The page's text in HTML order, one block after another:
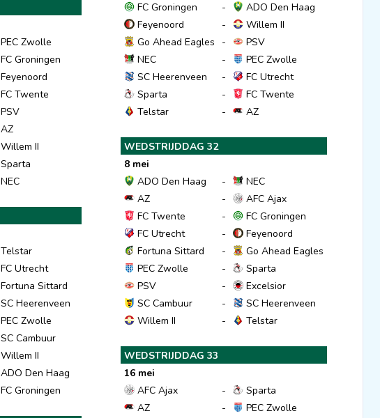
PEC Zwolle
FC Groningen
Feyenoord
FC Twente
PSV
AZ
Willem II
Sparta
NEC
Telstar
FC Utrecht
Fortuna Sittard
SC Heerenveen
PEC Zwolle
SC Cambuur
Willem II
ADO Den Haag
FC Groningen
FC Groningen
-
ADO Den Haag
Feyenoord
-
Willem II
Go Ahead Eagles
-
PSV
NEC
-
PEC Zwolle
SC Heerenveen
-
FC Utrecht
Sparta
-
FC Twente
Telstar
- AZ
WEDSTRIJDDAG 32
8 mei
ADO Den Haag
-
NEC
AZ
-
AFC Ajax
FC Twente
-
FC Groningen
FC Utrecht
-
Feyenoord
Fortuna Sittard
-
Go Ahead Eagles
PEC Zwolle
-
Sparta
PSV
-
Excelsior
SC Cambuur
-
SC Heerenveen
Willem II
- Telstar
WEDSTRIJDDAG 33
16 mei
AFC Ajax
-
Sparta
AZ
-
PEC Zwolle